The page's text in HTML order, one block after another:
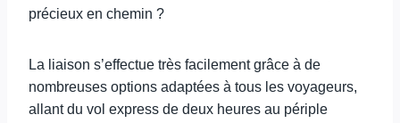
précieux en chemin ?
La liaison s’effectue très facilement grâce à de
nombreuses options adaptées à tous les voyageurs,
allant du vol express de deux heures au périple